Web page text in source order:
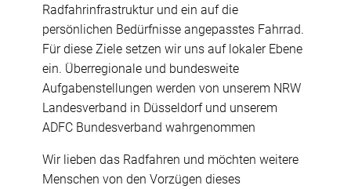
Radfahrinfrastruktur und ein auf die
persönlichen Bedürfnisse angepasstes Fahrrad.
Für diese Ziele setzen wir uns auf lokaler Ebene
ein. Überregionale und bundesweite
Aufgabenstellungen werden von unserem NRW
Landesverband in Düsseldorf und unserem
ADFC Bundesverband wahrgenommen
Wir lieben das Radfahren und möchten weitere
Menschen von den Vorzügen dieses